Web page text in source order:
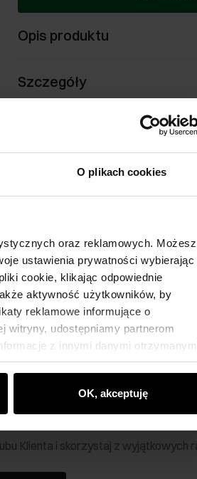
O plikach cookies
oraz reklamowych. Możesz
ustawienia prywatności wybierając
cookie, klikając odpowiednie
aktywność użytkowników, by
reklamowe informujące o
witryny, udostępniamy partnerom
z innymi danymi
OK, akceptuję
Opis produktu
Szczegóły
Ochnik
Klienta i skorzystaj z wyjątkowych